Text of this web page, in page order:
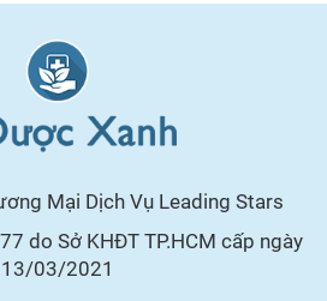
Mại Dịch Vụ Leading Stars
do Sở KHĐT TP.HCM cấp ngày
13/03/2021